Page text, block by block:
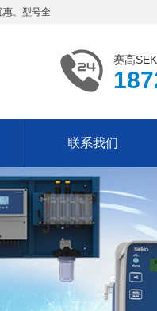
、型号全
赛高
联系我们